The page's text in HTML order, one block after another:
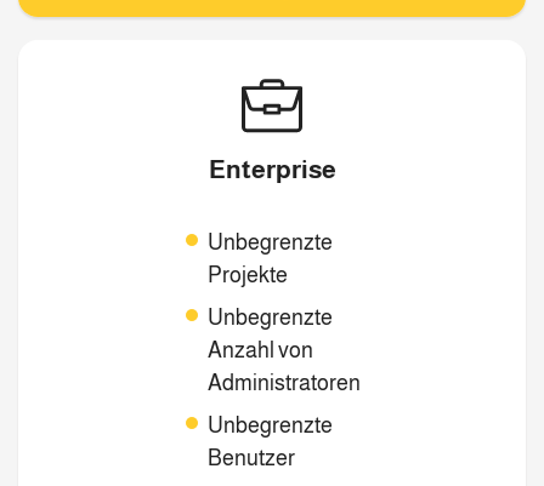
Enterprise
Unbegrenzte
Projekte
Unbegrenzte
Anzahl von
Administratoren
Unbegrenzte
Benutzer